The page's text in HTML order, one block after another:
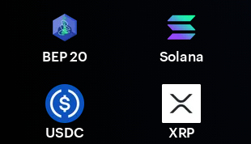
BEP 20 Solana
USDC XRP